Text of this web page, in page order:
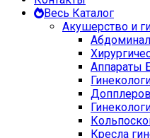
Весь Каталог
Акушерство и
Аппараты
Кресла